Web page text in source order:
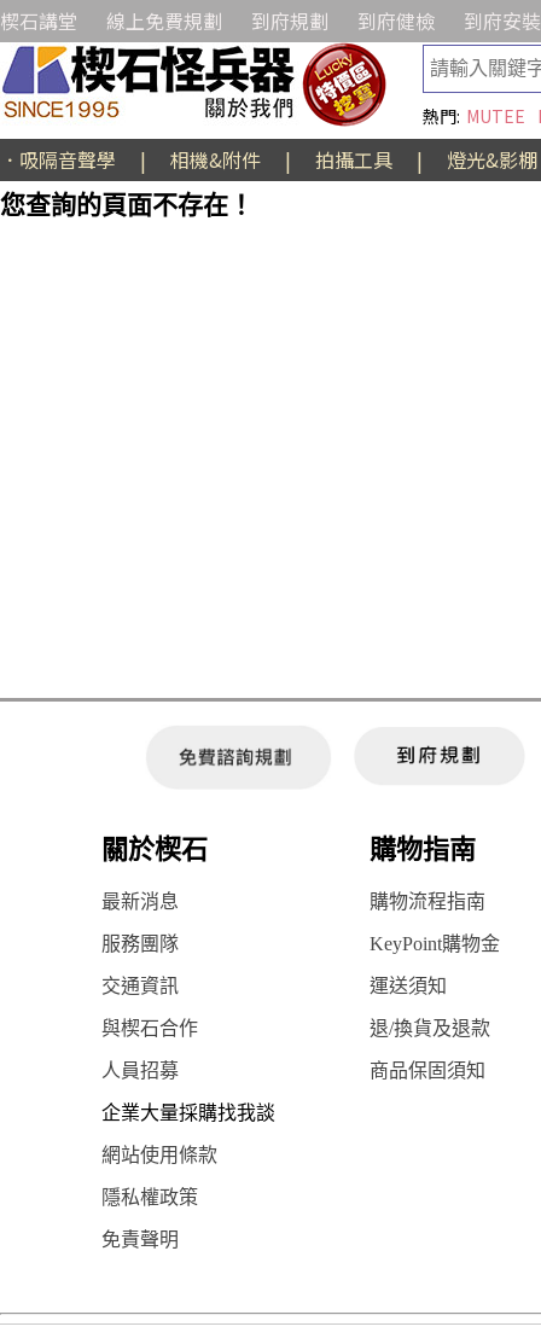
楔石講堂 線上免費規劃 到府規劃 到府健檢 到府安裝
熱門: MUTEE
．吸隔音聲學 | 相機&附件 | 拍攝工具 |
燈光&影棚
您查詢的頁面不存在！
關於楔石 購物指南
最新消息 購物流程指南
服務團隊 KeyPoint購物金
交通資訊 運送須知
與楔石合作 退/換貨及退款
人員招募 商品保固須知
企業大量採購找我談
網站使用條款
隱私權政策
免責聲明